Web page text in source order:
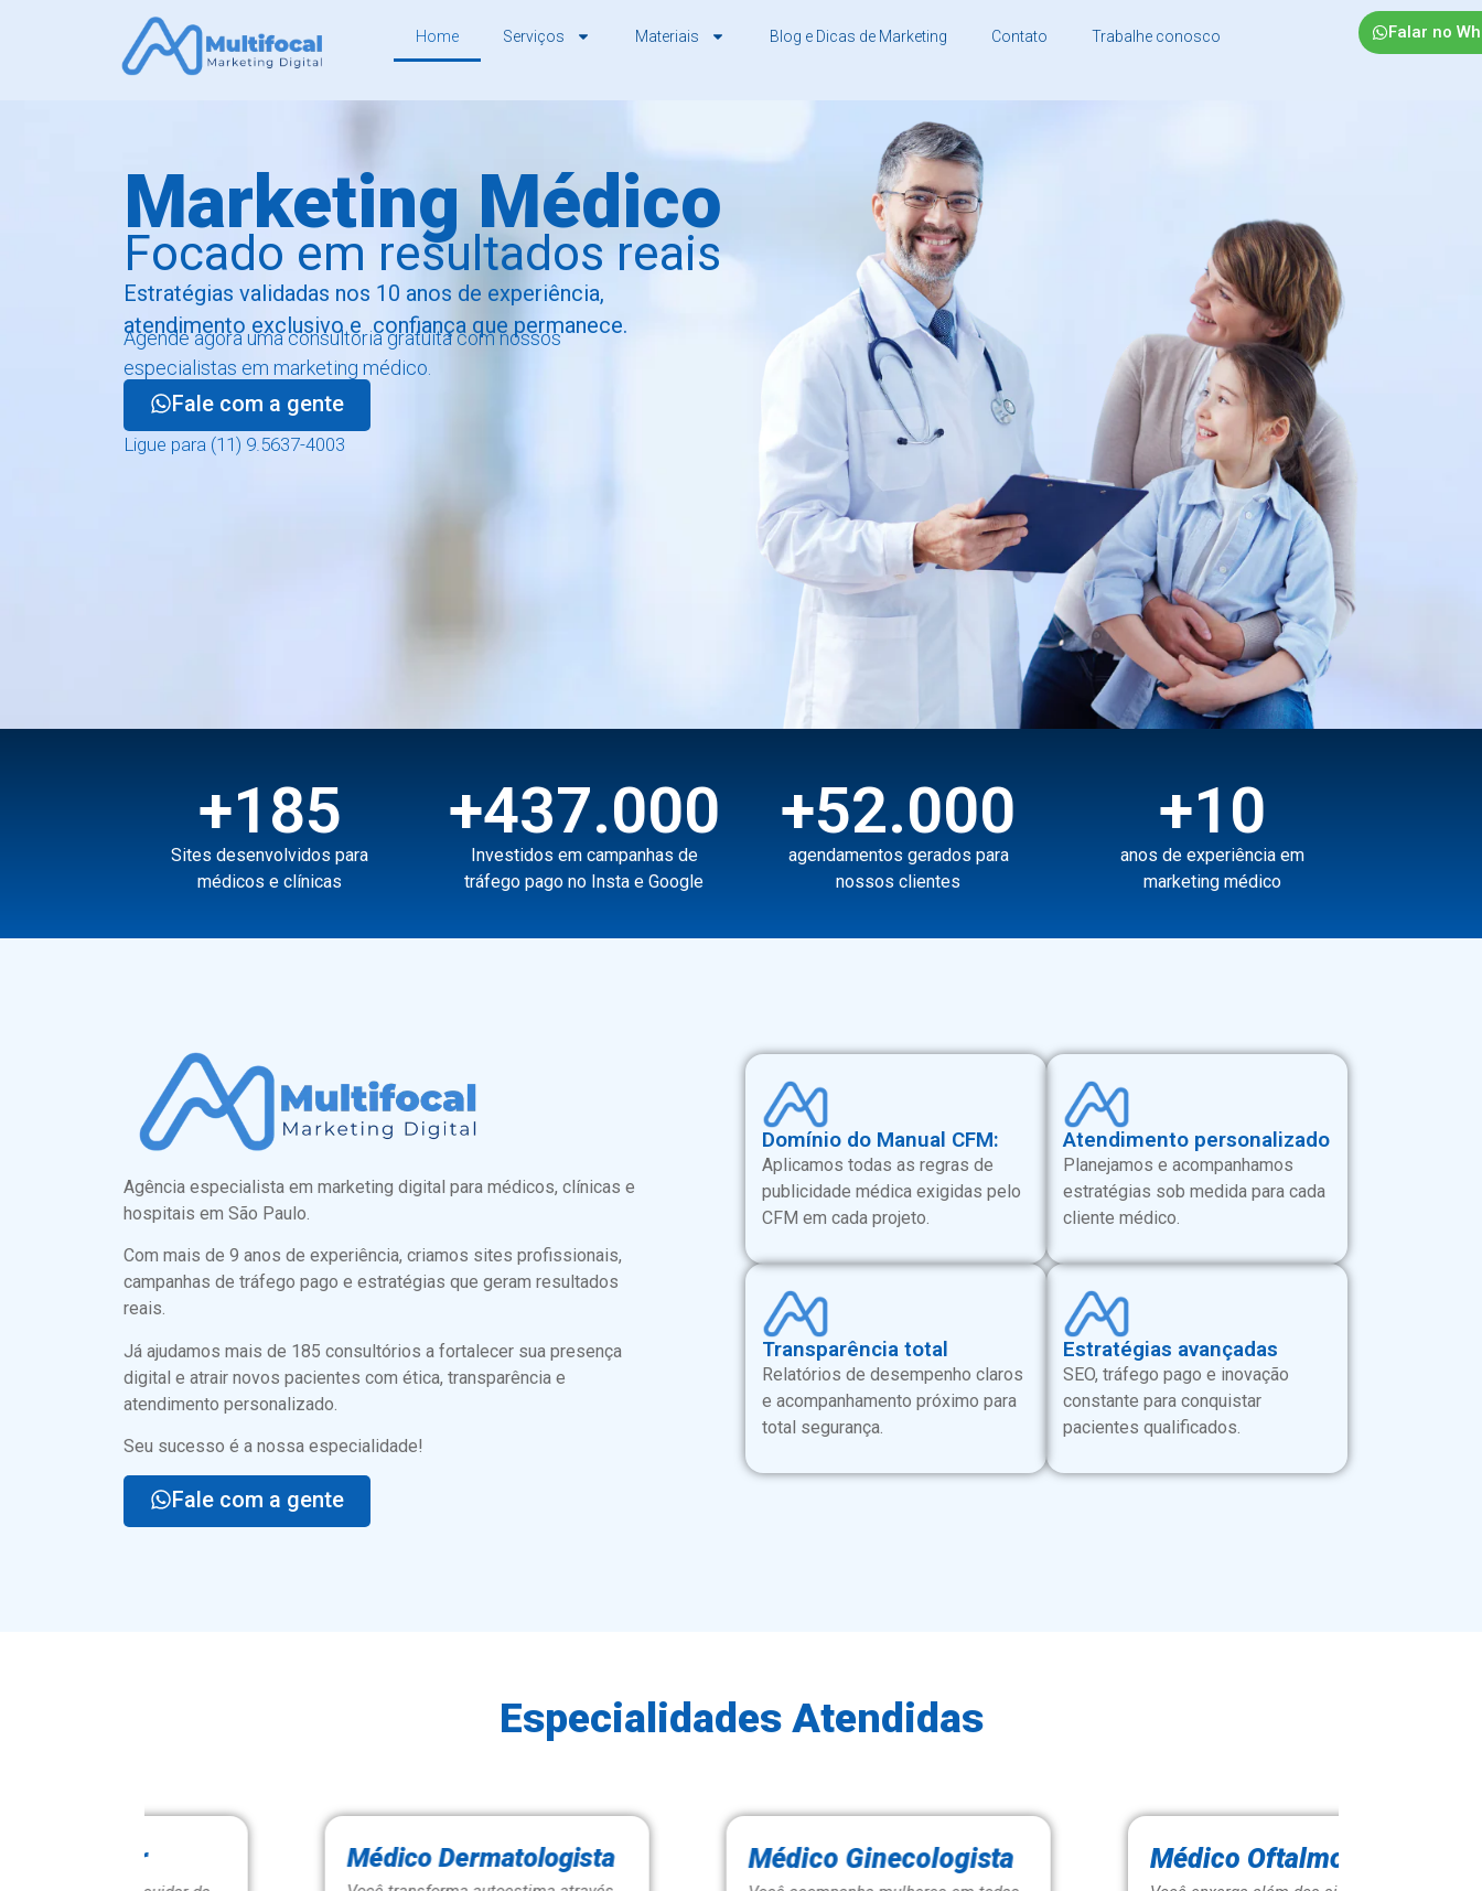
Home Serviços Materiais Blog e Dicas de Marketing Contato Trabalhe conosco Falar no
Marketing Médico
Focado em resultados reais
Estratégias validadas nos 10 anos de experiência,
atendimento exclusivo e confiança que permanece.
Agende agora uma consultoria gratuita com nossos
especialistas em marketing médico.
Fale com a gente
Ligue para (11) 9.5637-4003
+185
Sites desenvolvidos para
médicos e clínicas
+437.000
Investidos em campanhas de
tráfego pago no Insta e Google
+52.000
agendamentos gerados para
nossos clientes
+10
anos de experiência em
marketing médico
Agência especialista em marketing digital para médicos, clínicas e
hospitais em São Paulo.
Com mais de 9 anos de experiência, criamos sites profissionais,
campanhas de tráfego pago e estratégias que geram resultados
reais.
Já ajudamos mais de 185 consultórios a fortalecer sua presença
digital e atrair novos pacientes com ética, transparência e
atendimento personalizado.
Seu sucesso é a nossa especialidade!
Fale com a gente
Domínio do Manual CFM:
Aplicamos todas as regras de
publicidade médica exigidas pelo
CFM em cada projeto.
Atendimento personalizado
Planejamos e acompanhamos
estratégias sob medida para cada
cliente médico.
Transparência total
Relatórios de desempenho claros
e acompanhamento próximo para
total segurança.
Estratégias avançadas
SEO, tráfego pago e inovação
constante para conquistar
pacientes qualificados.
Especialidades Atendidas
Médico Dermatologista Médico Ginecologista Médico Oftalmologista